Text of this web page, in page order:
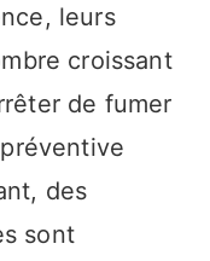
leurs
croissant
de fumer
des
sont